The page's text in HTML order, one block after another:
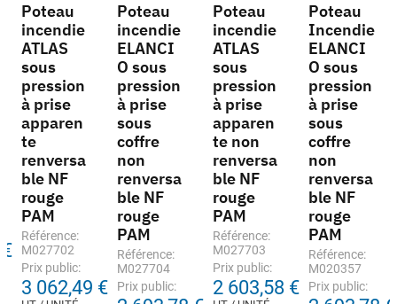
Poteau
incendie
ATLAS
sous
pression
à prise
apparen
te
renversa
ble NF
rouge
PAM
Référence:
M027702
Prix public:
3 062,49 €
Poteau
incendie
ELANCI
O sous
pression
à prise
sous
coffre
non
renversa
ble NF
rouge
PAM
Référence:
M027704
Prix public:
Poteau
incendie
ATLAS
sous
pression
à prise
apparen
te non
renversa
ble NF
rouge
PAM
Référence:
M027703
Prix public:
2 603,58 €
Poteau
Incendie
ELANCI
O sous
pression
à prise
sous
coffre
non
renversa
ble NF
rouge
PAM
Référence:
M020357
Prix public: